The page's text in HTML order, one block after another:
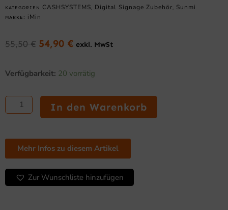
KATEGORIEN CASHSYSTEMS , Digital Signage Zubehör , Sunmi
MARKE: iMin
55,50€ Ursprünglicher
war:
54,90 € Aktueller
ist:
54,90 €.
exkl. MwSt
Verfügbarkeit: 20 vorrätig
Halter
POS
/
Payment
für
Crane
Menge
In den Warenkorb
Mehr Infos zu diesem Artikel
Zur Wunschliste hinzufügen